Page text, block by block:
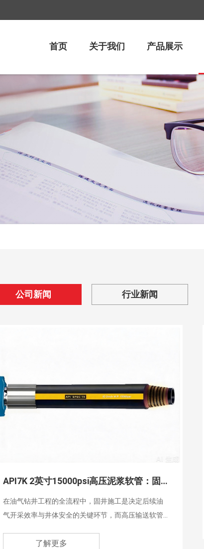
首页 关于我们 产品展示
公司新闻 行业新闻
API7K 2英寸15000psi高压泥浆软管：固井作业的高可靠核心输送部件
在油气钻井工程的全流程中，固井施工是决定后续油
气开采效率与井体安全的关键环节，而高压输送软管
工况适配性直接影响着整个施工的稳定性。其中‌API7K
了解更多